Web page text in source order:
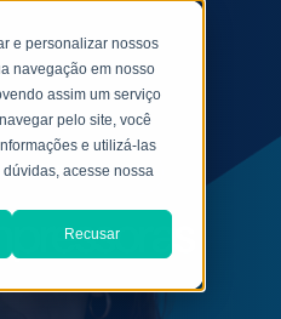
e personalizar nossos
navegação em nosso
assim um serviço
pelo site, você
e utilizá-las
acesse nossa
Recusar
EMPRESAS